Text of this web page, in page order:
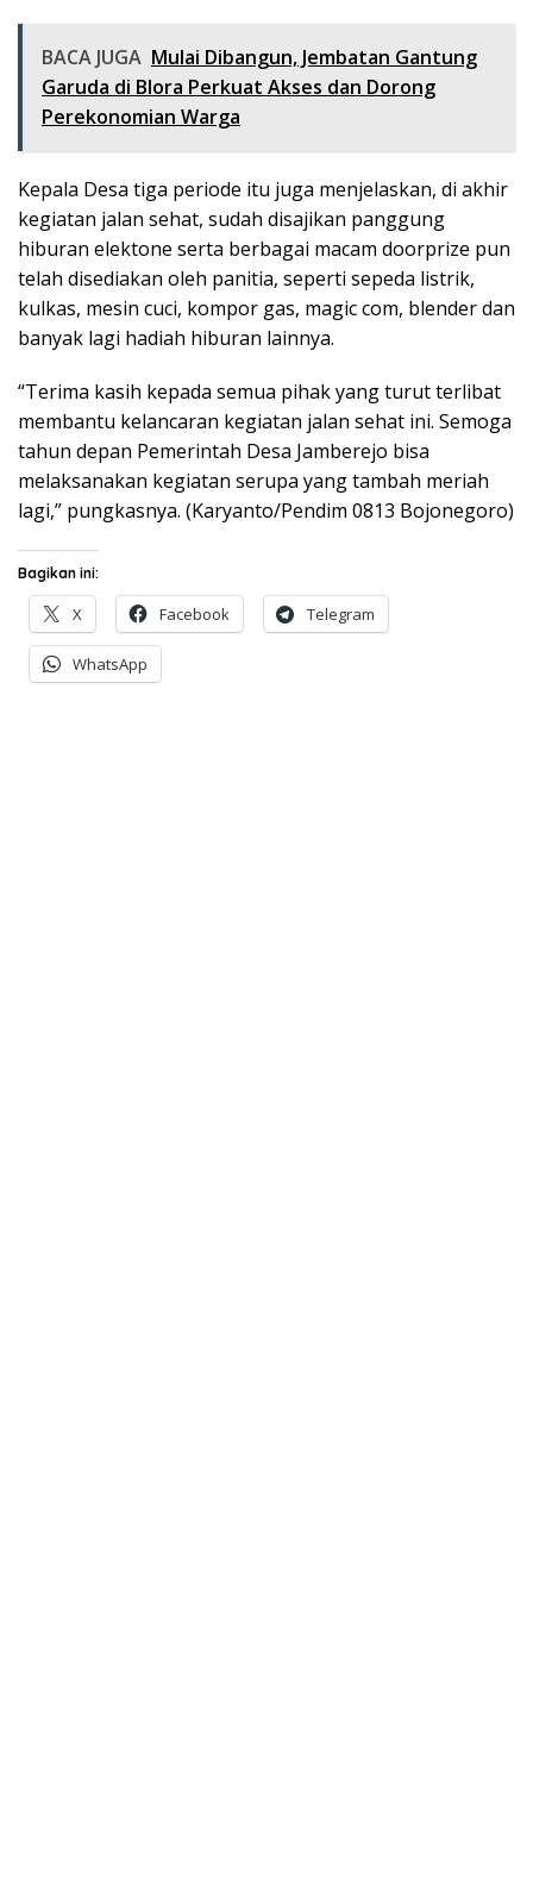
BACA JUGA Mulai Dibangun, Jembatan Gantung
Garuda di Blora Perkuat Akses dan Dorong
Perekonomian Warga
Kepala Desa tiga periode itu juga menjelaskan, di akhir
kegiatan jalan sehat, sudah disajikan panggung
hiburan elektone serta berbagai macam doorprize pun
telah disediakan oleh panitia, seperti sepeda listrik,
kulkas, mesin cuci, kompor gas, magic com, blender dan
banyak lagi hadiah hiburan lainnya.
“Terima kasih kepada semua pihak yang turut terlibat
membantu kelancaran kegiatan jalan sehat ini. Semoga
tahun depan Pemerintah Desa Jamberejo bisa
melaksanakan kegiatan serupa yang tambah meriah
lagi,” pungkasnya. (Karyanto/Pendim 0813 Bojonegoro)
Bagikan ini:
X Facebook Telegram
WhatsApp